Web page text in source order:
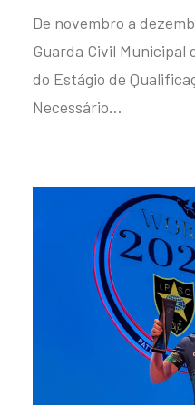
De novembro a
Guarda Civil Municipal
do Estágio de
Necessário…